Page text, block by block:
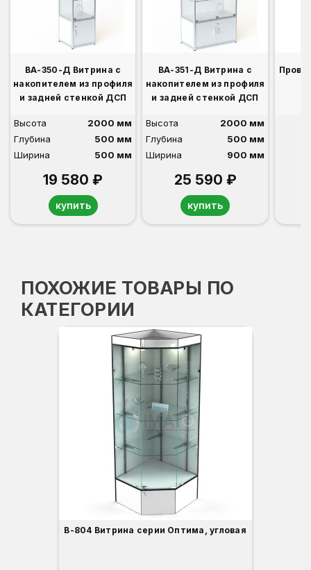
ВА-350-Д Витрина с
накопителем из профиля
и задней стенкой ДСП
Высота
2000 мм
Глубина
500 мм
Ширина
500 мм
19 580 ₽
купить
ВА-351-Д Витрина с
накопителем из профиля
и задней стенкой ДСП
Высота
2000 мм
Глубина
500 мм
Ширина
900 мм
25 590 ₽
купить
ПОХОЖИЕ ТОВАРЫ ПО
КАТЕГОРИИ
В-804 Витрина серии Оптима, угловая